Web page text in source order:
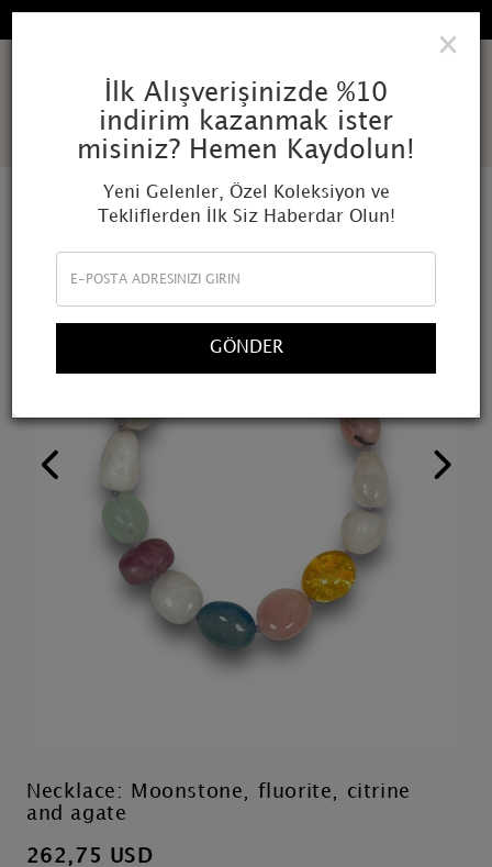
AMOR
MUNDI
Necklace: Moonstone, fluorite, citrine
and agate
262,75 USD
×
İlk Alışverişinizde %10
indirim kazanmak ister
misiniz? Hemen Kaydolun!
Yeni Gelenler, Özel Koleksiyon ve
Tekliflerden İlk Siz Haberdar Olun!
GÖNDER